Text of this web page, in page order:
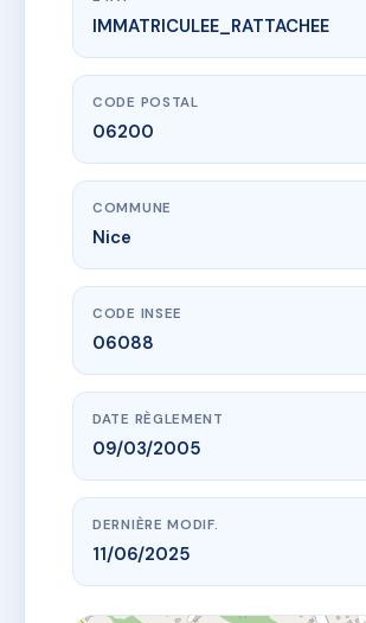
www.vme.plus/AG0846998
SDC 96 Route de Saint-
96 rte de saint-antoine
IMMATRICULEE_RATTACHEE
CODE POSTAL
06200
COMMUNE
Nice
CODE INSEE
06088
DATE RÈGLEMENT
09/03/2005
DERNIÈRE MODIF.
11/06/2025